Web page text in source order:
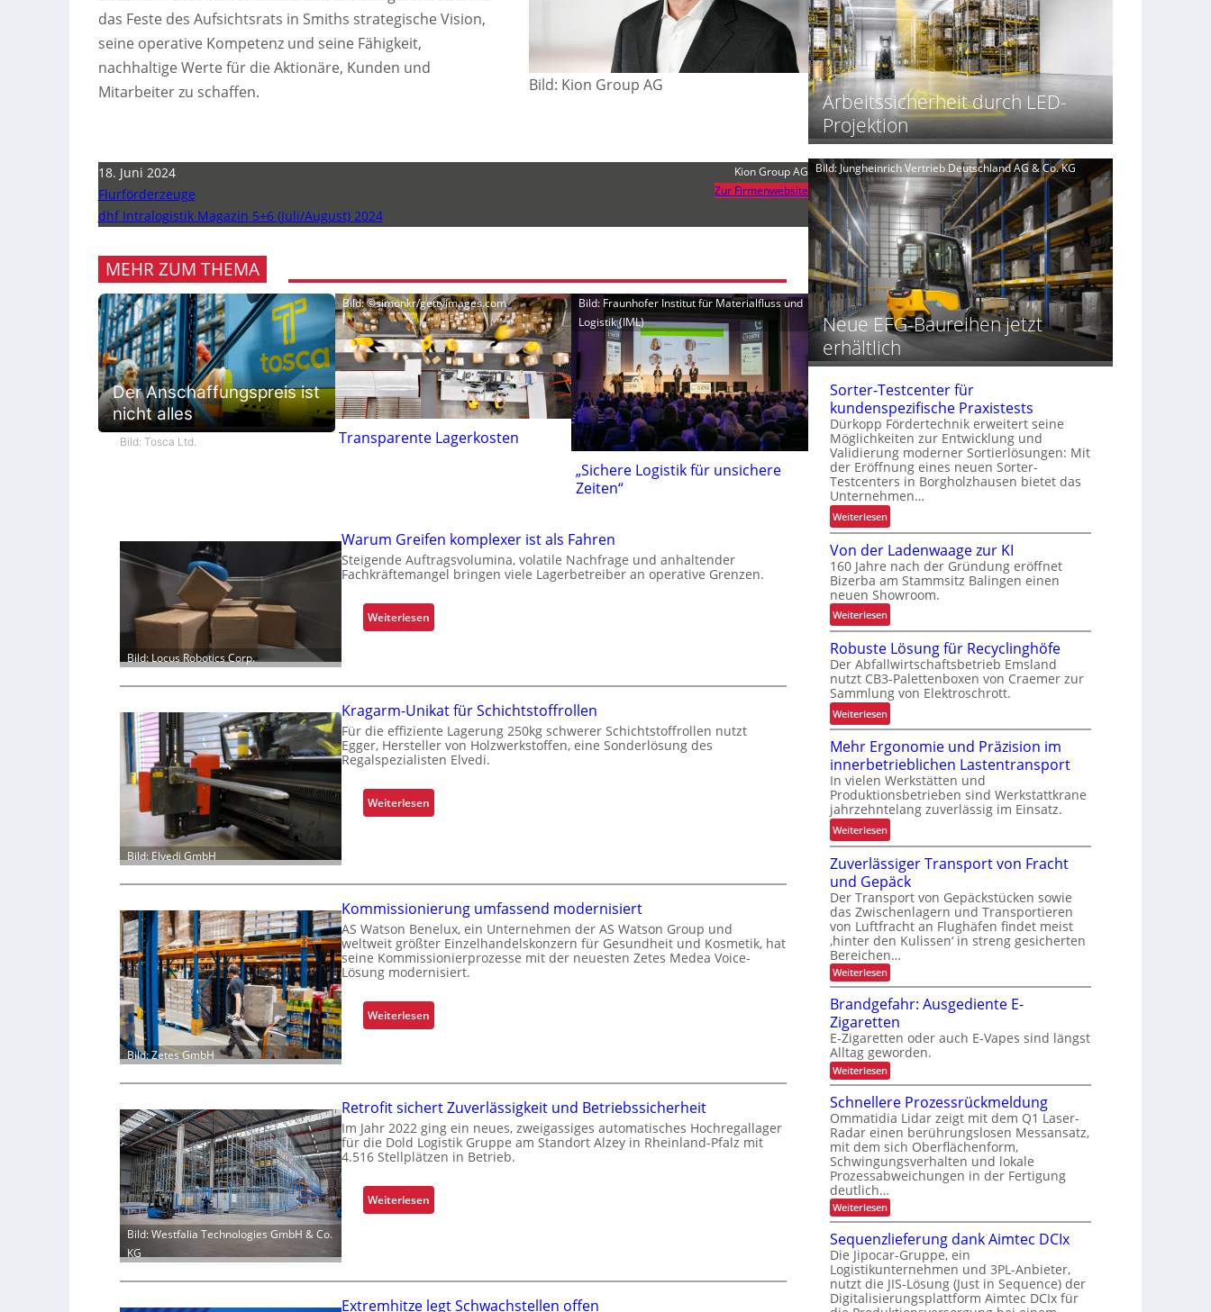
Bild: Kion Group AG
das Feste des Aufsichtsrats in Smiths strategische Vision,
seine operative Kompetenz und seine Fähigkeit,
nachhaltige Werte für die Aktionäre, Kunden und
Mitarbeiter zu schaffen.
18. Juni 2024
Flurförderzeuge
dhf Intralogistik Magazin 5+6 (Juli/August) 2024
Kion Group AG
Zur Firmenwebsite
MEHR ZUM THEMA
Der Anschaffungspreis ist
nicht alles
Bild: Tosca Ltd.
Bild: ©simonkr/gettyimages.com
Transparente Lagerkosten
Bild: Fraunhofer Institut für Materialfluss und
Logistik (IML)
„Sichere Logistik für unsichere
Zeiten“
Bild: Locus Robotics Corp.
Warum Greifen komplexer ist als Fahren
Steigende Auftragsvolumina, volatile Nachfrage und anhaltender
Fachkräftemangel bringen viele Lagerbetreiber an operative Grenzen.
Weiterlesen
W
u
m
G
r
e
i
o
p
l
e
x
i
a
l
s
F
a
h
Bild: Elvedi GmbH
Kragarm-Unikat für Schichtstoffrollen
Für die effiziente Lagerung 250kg schwerer Schichtstoffrollen nutzt
Egger, Hersteller von Holzwerkstoffen, eine Sonderlösung des
Regalspezialisten Elvedi.
Weiterlesen
K
r
m
-
U
k
f
ü
r
S
c
c
Bild: Zetes GmbH
Kommissionierung umfassend modernisiert
AS Watson Benelux, ein Unternehmen der AS Watson Group und
weltweit größter Einzelhandelskonzern für Gesundheit und Kosmetik, hat
seine Kommissionierprozesse mit der neuesten Zetes Medea Voice-
Lösung modernisiert.
Weiterlesen
K
i
s
s
i
o
u
Bild: Westfalia Technologies GmbH & Co.
KG
Retrofit sichert Zuverlässigkeit und Betriebssicherheit
Im Jahr 2022 ging ein neues, zweigassiges automatisches Hochregallager
für die Dold Logistik Gruppe am Standort Alzey in Rheinland-Pfalz mit
4.516 Stellplätzen in Betrieb.
Weiterlesen
R
Extremhitze legt Schwachstellen offen
h
s
e
l
e
n
e
l
b
n
i
s
s
i
e
r
u
n
g
d
e
r
I
n
t
r
a
l
o
g
i
s
t
i
e
ü
s
t
e
t
ü
r
d
a
s
K
I
-
Z
e
i
t
t
e
r
Arbeitssicherheit durch LED-
Projektion
Bild: Jungheinrich Vertrieb Deutschland AG & Co. KG
Neue EFG-Baureihen jetzt
erhältlich
Sorter-Testcenter für
kundenspezifische Praxistests
Dürkopp Fördertechnik erweitert seine
Möglichkeiten zur Entwicklung und
Validierung moderner Sortierlösungen: Mit
der Eröffnung eines neuen Sorter-
Testcenters in Borgholzhausen bietet das
Unternehmen…
Weiterlesen:
S
r
t
e
r
-
T
e
s
t
c
n
t
e
r
f
ü
k
n
d
e
n
s
e
z
i
f
i
s
c
h
e
P
r
a
x
i
s
t
s
Von der Ladenwaage zur KI
160 Jahre nach der Gründung eröffnet
Bizerba am Stammsitz Balingen einen
neuen Showroom.
Weiterlesen:
V
n
d
e
r
L
a
d
e
n
w
a
g
e
z
u
r
K
I
Robuste Lösung für Recyclinghöfe
Der Abfallwirtschaftsbetrieb Emsland
nutzt CB3-Palettenboxen von Craemer zur
Sammlung von Elektroschrott.
Weiterlesen:
R
o
b
u
s
t
e
L
ö
s
u
n
g
f
ü
r
R
e
c
y
c
l
i
n
g
h
ö
f
e
Mehr Ergonomie und Präzision im
innerbetrieblichen Lastentransport
In vielen Werkstätten und
Produktionsbetrieben sind Werkstattkrane
jahrzehntelang zuverlässig im Einsatz.
Weiterlesen:
M
e
h
r
E
r
g
o
n
o
m
i
e
u
n
d
P
r
ä
z
s
i
o
n
i
m
i
Zuverlässiger Transport von Fracht
und Gepäck
Der Transport von Gepäckstücken sowie
das Zwischenlagern und Transportieren
von Luftfracht an Flughäfen findet meist
‚hinter den Kulissen‘ in streng gesicherten
Bereichen…
Weiterlesen:
Z
u
v
e
r
l
ä
s
s
i
g
e
r
T
r
a
s
p
o
r
t
v
o
n
F
Brandgefahr: Ausgediente E-
Zigaretten
E-Zigaretten oder auch E-Vapes sind längst
Alltag geworden.
Weiterlesen:
B
a
n
d
g
e
f
a
h
r
:
A
u
s
g
e
d
i
Schnellere Prozessrückmeldung
Ommatidia Lidar zeigt mit dem Q1 Laser-
Radar einen berührungslosen Messansatz,
mit dem sich Oberflächenform,
Schwingungsverhalten und lokale
Prozessabweichungen in der Fertigung
deutlich…
Weiterlesen:
S
c
h
n
e
l
l
e
Sequenzlieferung dank Aimtec DCIx
Die Jipocar-Gruppe, ein
Logistikunternehmen und 3PL-Anbieter,
nutzt die JIS-Lösung (Just in Sequence) der
Digitalisierungsplattform Aimtec DCIx für